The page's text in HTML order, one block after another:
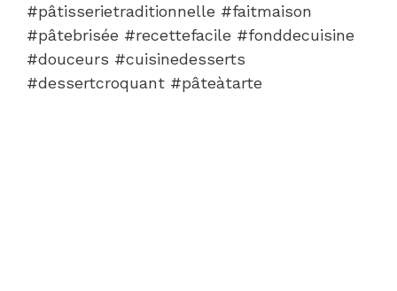
#pâtisserietraditionnelle #faitmaison
#pâtebrisée #recettefacile #fonddecuisine
#douceurs #cuisinedesserts
#dessertcroquant #pâteàtarte